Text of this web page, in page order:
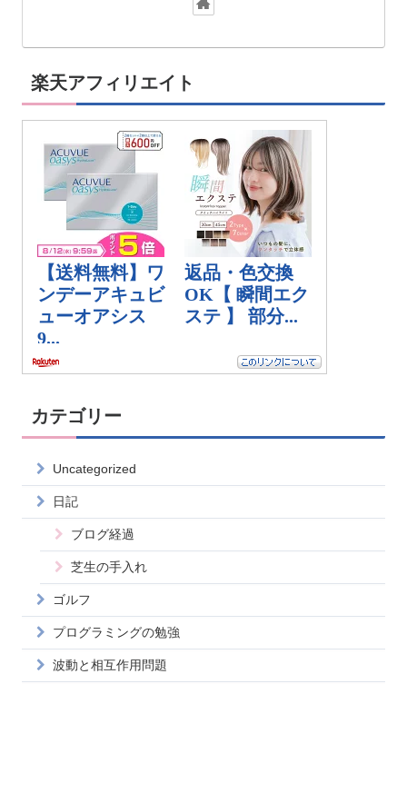
楽天アフィリエイト
カテゴリー
Uncategorized
日記
ブログ経過
芝生の手入れ
ゴルフ
プログラミングの勉強
波動と相互作用問題